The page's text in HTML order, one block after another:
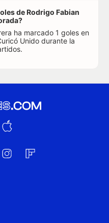
de Rodrigo Fabian
ha marcado 1 goles en
Unido durante la